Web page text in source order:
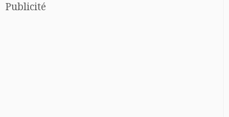
Publicité